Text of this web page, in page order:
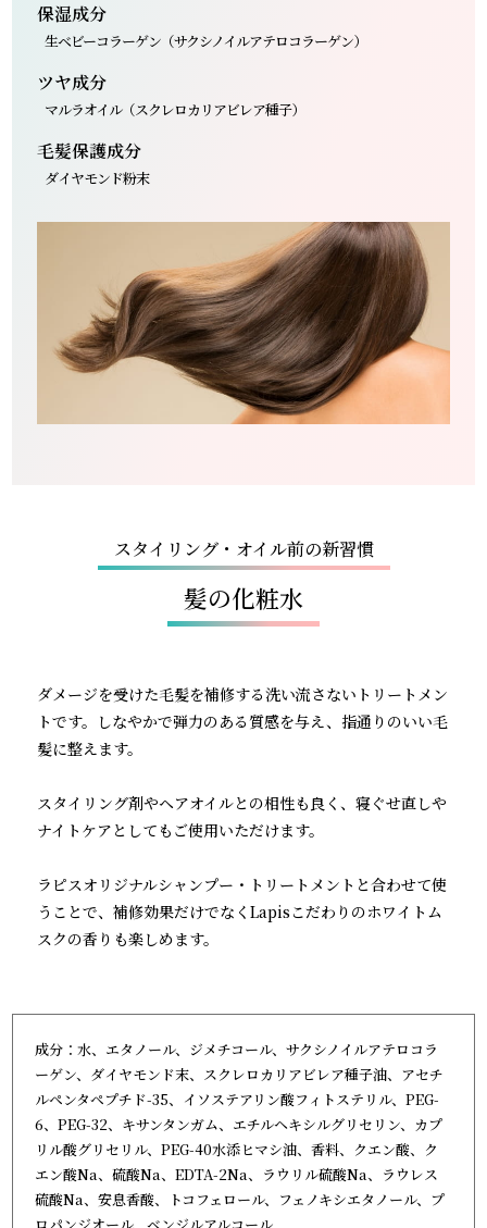
保湿成分
生ベビーコラーゲン（サクシノイルアテロコラーゲン）
ツヤ成分
マルラオイル（スクレロカリアビレア種子）
毛髪保護成分
ダイヤモンド粉末
スタイリング・オイル前の新習慣
髪の化粧水
ダメージを受けた毛髪を補修する洗い流さないトリートメン
トです。しなやかで弾力のある質感を与え、指通りのいい毛
髪に整えます。
スタイリング剤やヘアオイルとの相性も良く、寝ぐせ直しや
ナイトケアとしてもご使用いただけます。
ラピスオリジナルシャンプー・トリートメントと合わせて使
うことで、補修効果だけでなくLapisこだわりのホワイトム
スクの香りも楽しめます。
成分：水、エタノール、ジメチコール、サクシノイルアテロコラ
ーゲン、ダイヤモンド末、スクレロカリアビレア種子油、アセチ
ルペンタペプチド-35、イソステアリン酸フィトステリル、PEG-
6、PEG-32、キサンタンガム、エチルヘキシルグリセリン、カプ
リル酸グリセリル、PEG-40水添ヒマシ油、香料、クエン酸、ク
エン酸Na、硫酸Na、EDTA-2Na、ラウリル硫酸Na、ラウレス
硫酸Na、安息香酸、トコフェロール、フェノキシエタノール、プ